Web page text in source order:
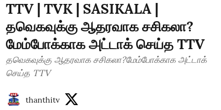
TTV | TVK | SASIKALA |
தவெகவுக்கு ஆதரவாக சசிகலா?
மேம்போக்காக அட்டாக் செய்த TTV
தவெகவுக்கு ஆதரவாக சசிகலா?மேம்போக்காக அட்டாக்
செய்த TTV
thanthitv